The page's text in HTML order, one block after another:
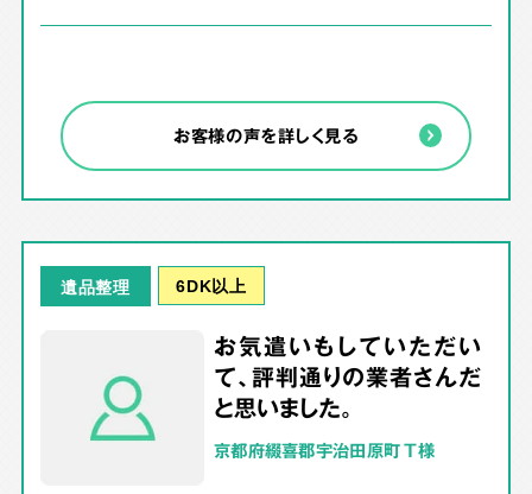
お客様の声を詳しく見る
遺品整理 6DK以上
お気遣いもしていただい
て、評判通りの業者さんだ
と思いました。
京都府綴喜郡宇治田原町 T様